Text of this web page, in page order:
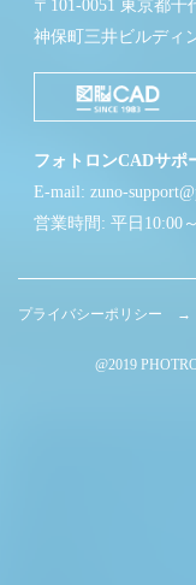
〒101-0051 東京都
神保町三井ビルディ
フォトロンCADサポ
E-mail: zuno-
営業時間: 平日10:00
プライバシーポリシー →
@2019